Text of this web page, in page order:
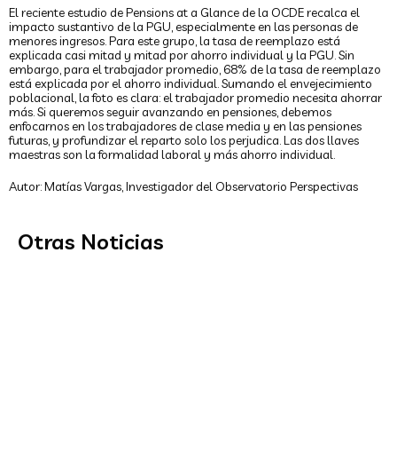
El reciente estudio de Pensions at a Glance de la OCDE recalca el
impacto sustantivo de la PGU, especialmente en las personas de
menores ingresos. Para este grupo, la tasa de reemplazo está
explicada casi mitad y mitad por ahorro individual y la PGU. Sin
embargo, para el trabajador promedio, 68% de la tasa de reemplazo
está explicada por el ahorro individual. Sumando el envejecimiento
poblacional, la foto es clara: el trabajador promedio necesita ahorrar
más. Si queremos seguir avanzando en pensiones, debemos
enfocarnos en los trabajadores de clase media y en las pensiones
futuras, y profundizar el reparto solo los perjudica. Las dos llaves
maestras son la formalidad laboral y más ahorro individual.
Autor: Matías Vargas, Investigador del Observatorio Perspectivas
Otras Noticias
Centro de estudios ligado a la Asociación
de AFP asegura que es insostenible las
fórmulas de solidaridad incluidas en la
reforma previsional
para entregar...
“Seguro Social”: Las buenas intenciones